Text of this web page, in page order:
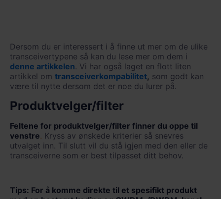
Dersom du er interessert i å finne ut mer om de ulike
transceivertypene så kan du lese mer om dem i
denne artikkelen. Vi har også laget en flott liten
artikkel om transceiverkompabilitet, som godt kan
være til nytte dersom det er noe du lurer på.
Produktvelger/filter
Feltene for produktvelger/filter finner du oppe til
venstre. Kryss av ønskede kriterier så snevres
utvalget inn. Til slutt vil du stå igjen med den eller de
transceiverne som er best tilpasset ditt behov.
Tips: For å komme direkte til et spesifikt produkt